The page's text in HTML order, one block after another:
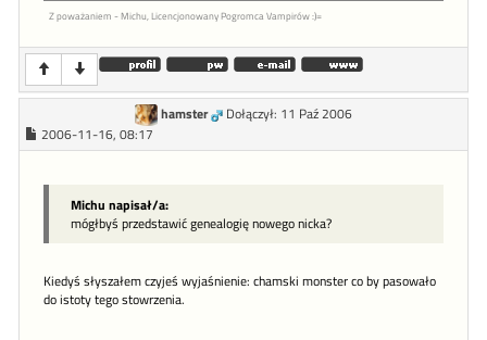
Z poważaniem - Michu, Licencjonowany Pogromca Vampirów :)=
hamster
Dołączył: 11 Paź 2006
2006-11-16, 08:17
Michu napisał/a:
mógłbyś przedstawić genealogię nowego nicka?
Kiedyś słyszałem czyjeś wyjaśnienie: chamski monster co by pasowało
do istoty tego stowrzenia.